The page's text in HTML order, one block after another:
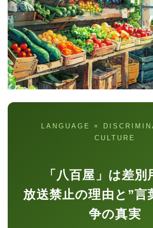
LANGUAGE ×
CULTURE
「八百屋」は差別
放送禁止の理由と”言
争の真実